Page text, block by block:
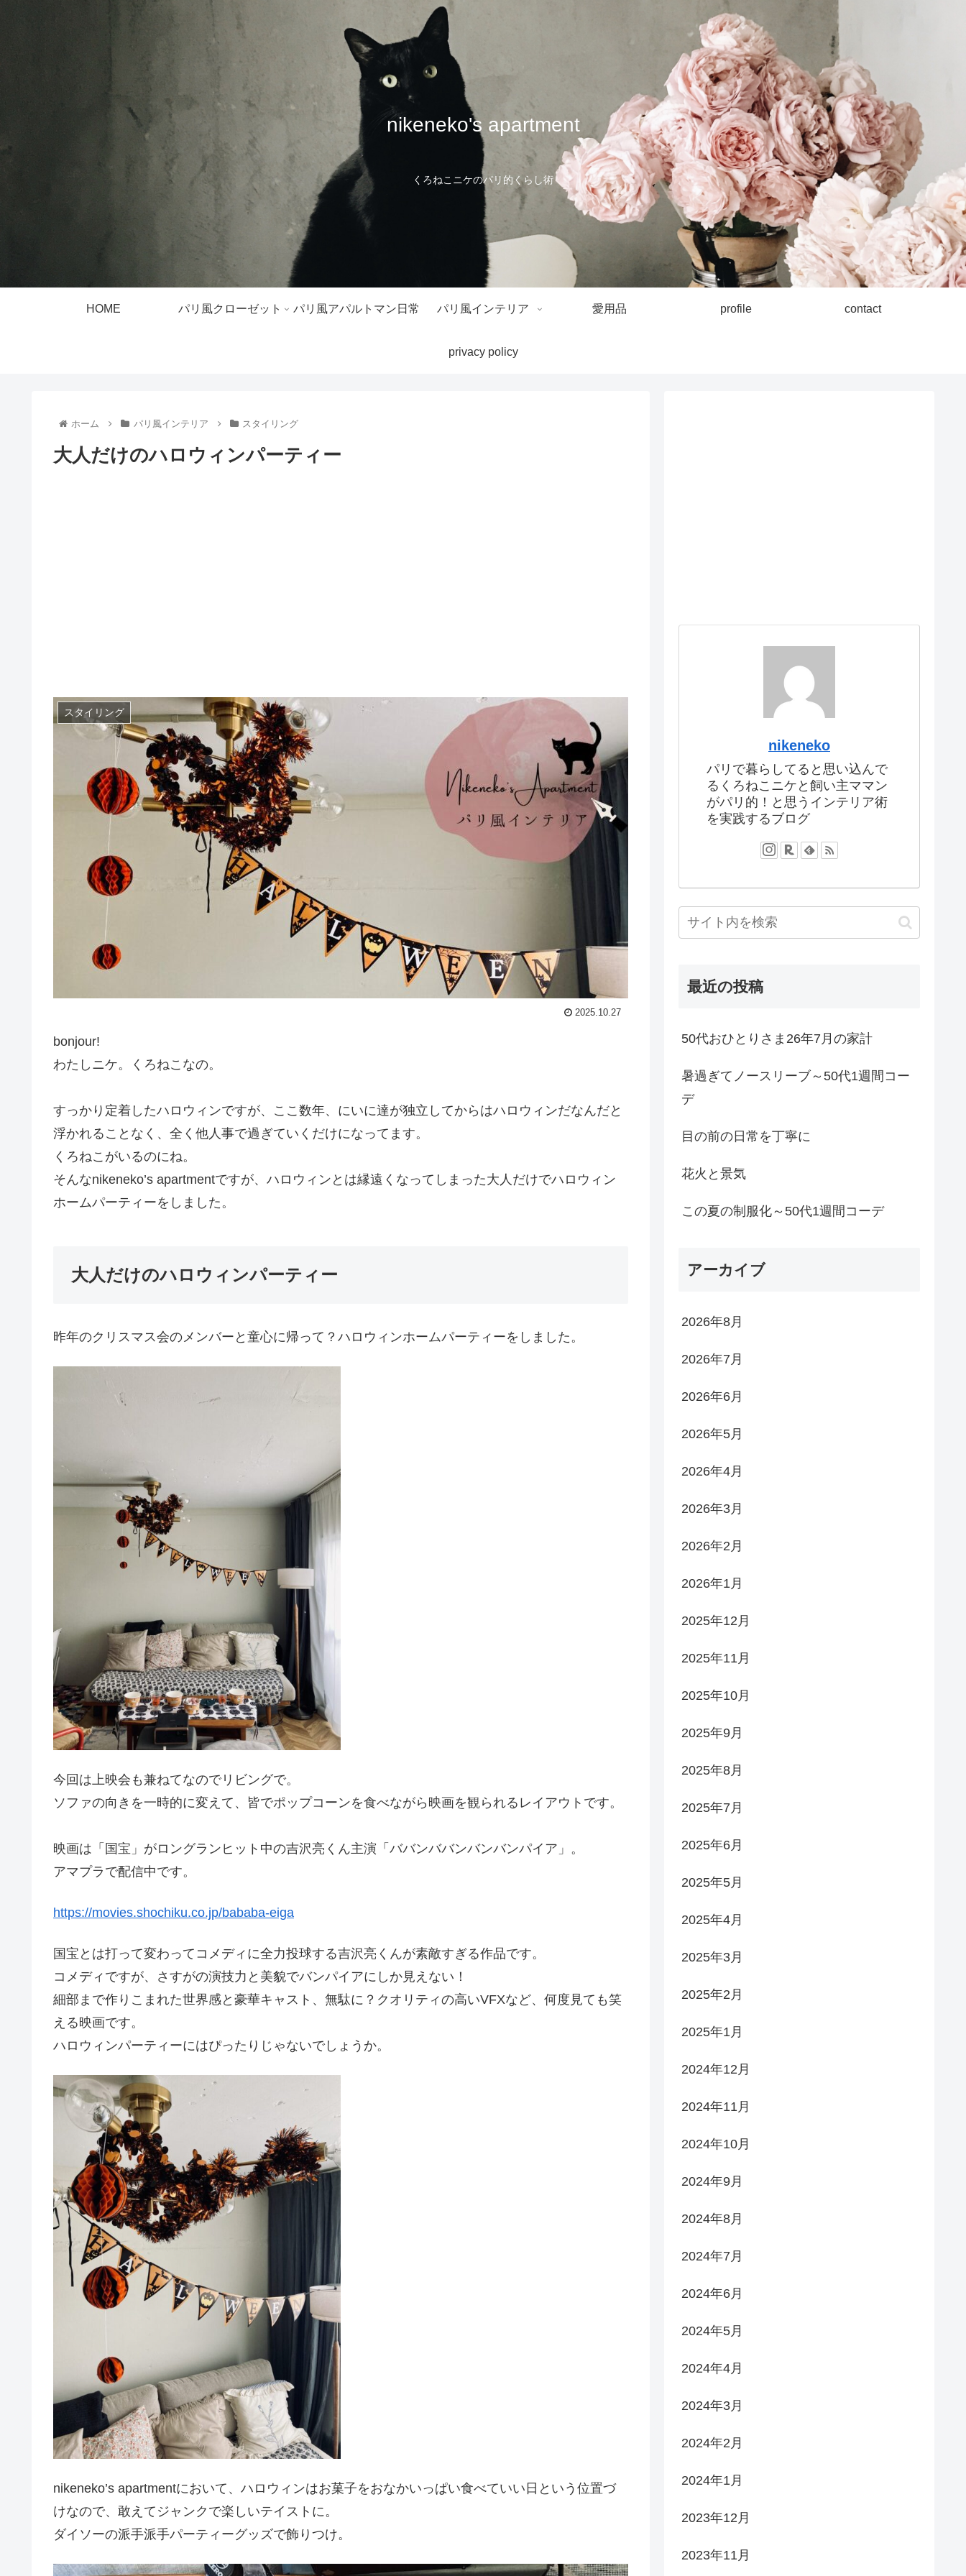
nikeneko's apartment
くろねこニケのパリ的くらし術
HOME パリ風クローゼット パリ風アパルトマン日常 パリ風インテリア 愛用品 profile contact
privacy policy
ホーム パリ風インテリア スタイリング
大人だけのハロウィンパーティー
スタイリング
2025.10.27
bonjour!
わたしニケ。くろねこなの。
すっかり定着したハロウィンですが、ここ数年、にいに達が独立してからはハロウィンだなんだと
浮かれることなく、全く他人事で過ぎていくだけになってます。
くろねこがいるのにね。
そんなnikeneko’s apartmentですが、ハロウィンとは縁遠くなってしまった大人だけでハロウィン
ホームパーティーをしました。
大人だけのハロウィンパーティー
昨年のクリスマス会のメンバーと童心に帰って？ハロウィンホームパーティーをしました。
今回は上映会も兼ねてなのでリビングで。
ソファの向きを一時的に変えて、皆でポップコーンを食べながら映画を観られるレイアウトです。
映画は「国宝」がロングランヒット中の吉沢亮くん主演「ババンババンバンバンパイア」。
アマプラで配信中です。
https://movies.shochiku.co.jp/bababa-eiga
国宝とは打って変わってコメディに全力投球する吉沢亮くんが素敵すぎる作品です。
コメディですが、さすがの演技力と美貌でバンパイアにしか見えない！
細部まで作りこまれた世界感と豪華キャスト、無駄に？クオリティの高いVFXなど、何度見ても笑
える映画です。
ハロウィンパーティーにはぴったりじゃないでしょうか。
nikeneko’s apartmentにおいて、ハロウィンはお菓子をおなかいっぱい食べていい日という位置づ
けなので、敢えてジャンクで楽しいテイストに。
ダイソーの派手派手パーティーグッズで飾りつけ。
nikeneko
パリで暮らしてると思い込んで
るくろねこニケと飼い主ママン
がパリ的！と思うインテリア術
を実践するブログ
最近の投稿
50代おひとりさま26年7月の家計
暑過ぎてノースリーブ～50代1週間コー
デ
目の前の日常を丁寧に
花火と景気
この夏の制服化～50代1週間コーデ
アーカイブ
2026年8月
2026年7月
2026年6月
2026年5月
2026年4月
2026年3月
2026年2月
2026年1月
2025年12月
2025年11月
2025年10月
2025年9月
2025年8月
2025年7月
2025年6月
2025年5月
2025年4月
2025年3月
2025年2月
2025年1月
2024年12月
2024年11月
2024年10月
2024年9月
2024年8月
2024年7月
2024年6月
2024年5月
2024年4月
2024年3月
2024年2月
2024年1月
2023年12月
2023年11月